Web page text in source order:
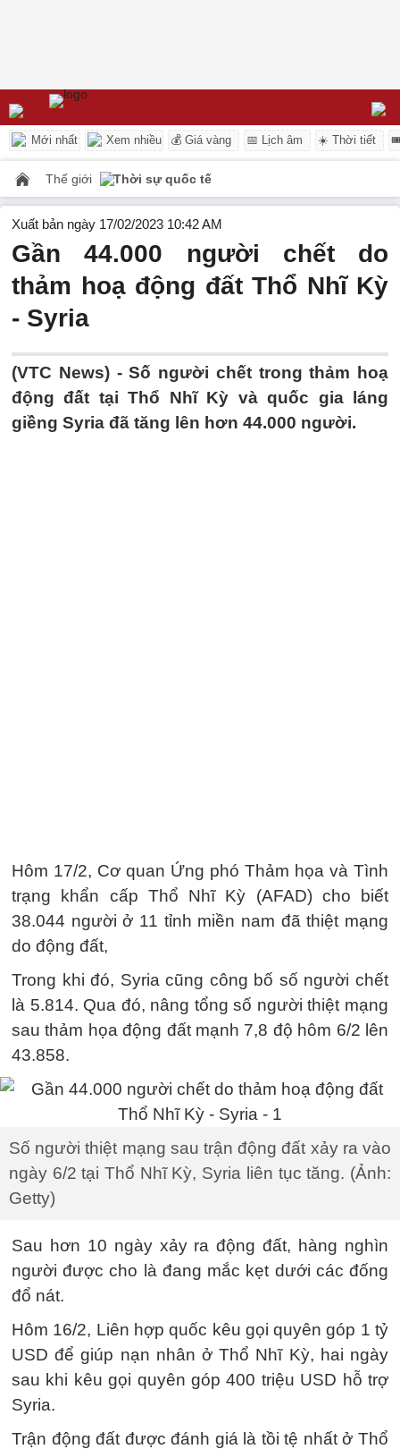
Mới nhất Xem nhiều 💰 Giá vàng 📅 Lịch âm ☀️ Thời tiết
Thế giới Thời sự quốc tế
Xuất bản ngày 17/02/2023 10:42 AM
Gần 44.000 người chết do
thảm hoạ động đất Thổ Nhĩ Kỳ
- Syria
(VTC News) -Số người chết trong thảm hoạ
động đất tại Thổ Nhĩ Kỳ và quốc gia láng
giềng Syria đã tăng lên hơn 44.000 người.
Hôm 17/2, Cơ quan Ứng phó Thảm họa và Tình
trạng khẩn cấp Thổ Nhĩ Kỳ (AFAD) cho biết
38.044 người ở 11 tỉnh miền nam đã thiệt mạng
do động đất,
Trong khi đó, Syria cũng công bố số người chết
là 5.814. Qua đó, nâng tổng số người thiệt mạng
sau thảm họa động đất mạnh 7,8 độ hôm 6/2 lên
43.858.
Số người thiệt mạng sau trận động đất xảy ra vào
ngày 6/2 tại Thổ Nhĩ Kỳ, Syria liên tục tăng. (Ảnh:
Getty)
Sau hơn 10 ngày xảy ra động đất, hàng nghìn
người được cho là đang mắc kẹt dưới các đống
đổ nát.
Hôm 16/2, Liên hợp quốc kêu gọi quyên góp 1 tỷ
USD để giúp nạn nhân ở Thổ Nhĩ Kỳ, hai ngày
sau khi kêu gọi quyên góp 400 triệu USD hỗ trợ
Syria.
Trận động đất được đánh giá là tồi tệ nhất ở Thổ